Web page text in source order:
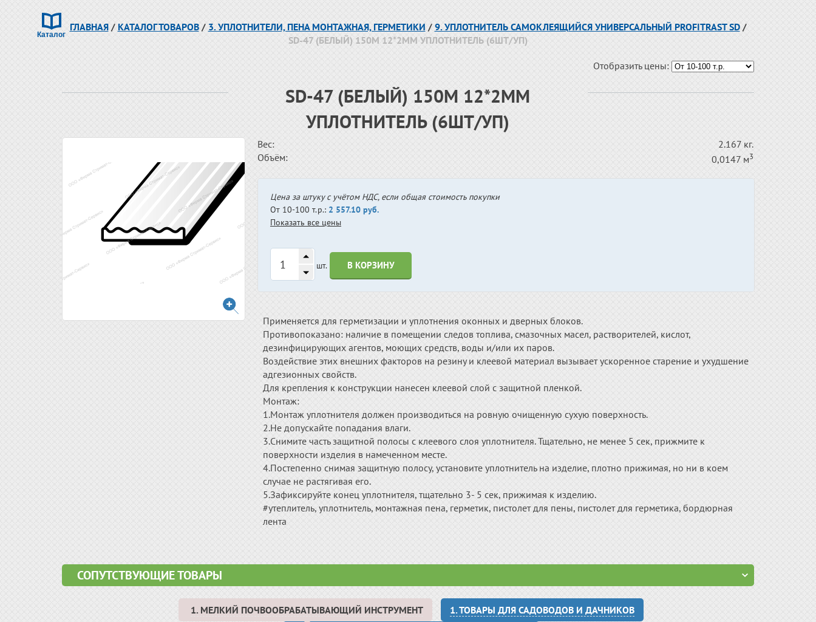
ГЛАВНАЯ/ КАТАЛОГ ТОВАРОВ/ 3. УПЛОТНИТЕЛИ, ПЕНА МОНТАЖНАЯ, ГЕРМЕТИКИ / 9. УПЛОТНИТЕЛЬ САМОКЛЕЯЩИЙСЯ УНИВЕРСАЛЬНЫЙ PROFITRAST SD/
SD-47 (БЕЛЫЙ) 150М 12*2ММ УПЛОТНИТЕЛЬ (6ШТ/УП)
Отобразить цены:
SD-47 (БЕЛЫЙ) 150М 12*2ММ
УПЛОТНИТЕЛЬ (6ШТ/УП)
Вес:
2.167 кг.
Объём:
0,0147 м3
Цена за штуку с учётом НДС, если общая стоимость покупки
От 10-100 т.р.: 2 557.10 руб.
Показать все цены
шт. В КОРЗИНУ
Применяется для герметизации и уплотнения оконных и дверных блоков.
Противопоказано: наличие в помещении следов топлива, смазочных масел, растворителей, кислот,
дезинфицирующих агентов, моющих средств, воды и/или их паров.
Воздействие этих внешних факторов на резину и клеевой материал вызывает ускоренное старение и ухудшение
адгезионных свойств.
Для крепления к конструкции нанесен клеевой слой с защитной пленкой.
Монтаж:
1.Монтаж уплотнителя должен производиться на ровную очищенную сухую поверхность.
2.Не допускайте попадания влаги.
3.Снимите часть защитной полосы с клеевого слоя уплотнителя. Тщательно, не менее 5 сек, прижмите к
поверхности изделия в намеченном месте.
4.Постепенно снимая защитную полосу, установите уплотнитель на изделие, плотно прижимая, но ни в коем
случае не растягивая его.
5.Зафиксируйте конец уплотнителя, тщательно 3- 5 сек, прижимая к изделию.
#утеплитель, уплотнитель, монтажная пена, герметик, пистолет для пены, пистолет для герметика, бордюрная
лента
СОПУТСТВУЮЩИЕ ТОВАРЫ
1. МЕЛКИЙ ПОЧВООБРАБАТЫВАЮЩИЙ ИНСТРУМЕНТ
1. ТОВАРЫ ДЛЯ САДОВОДОВ И ДАЧНИКОВ